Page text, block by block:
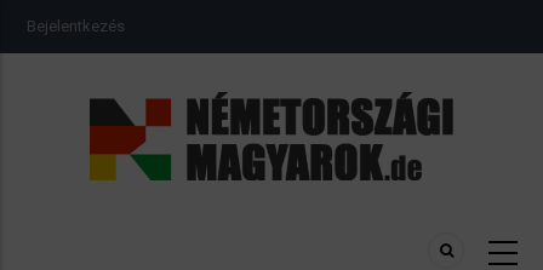
USER
ACCOUNT
Bejelentkezés